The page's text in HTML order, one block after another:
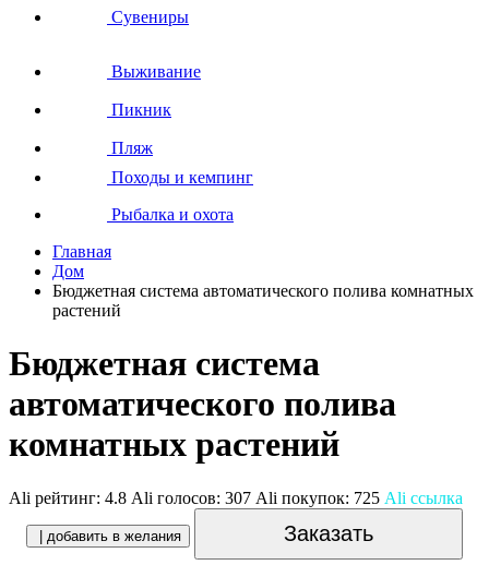
Сувениры
Выживание
Пикник
Пляж
Походы и кемпинг
Рыбалка и охота
Главная
Дом
Бюджетная система автоматического полива комнатных
растений
Бюджетная система
автоматического полива
комнатных растений
Ali рейтинг: 4.8 Ali голосов: 307 Ali покупок: 725 Ali ссылка
| добавить в желания Заказать